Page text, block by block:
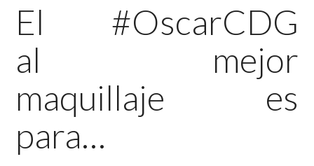
El #OscarCDG
al mejor
maquillaje es
para…